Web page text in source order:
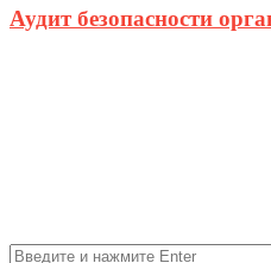
Аудит безопасности